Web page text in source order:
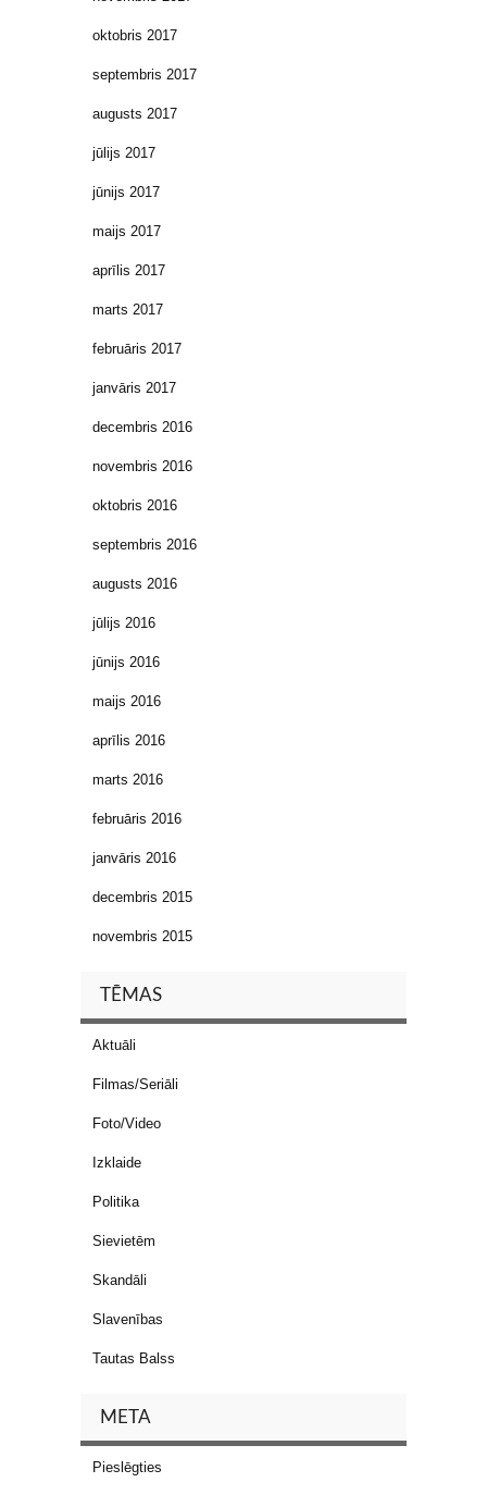
oktobris 2017
septembris 2017
augusts 2017
jūlijs 2017
jūnijs 2017
maijs 2017
aprīlis 2017
marts 2017
februāris 2017
janvāris 2017
decembris 2016
novembris 2016
oktobris 2016
septembris 2016
augusts 2016
jūlijs 2016
jūnijs 2016
maijs 2016
aprīlis 2016
marts 2016
februāris 2016
janvāris 2016
decembris 2015
novembris 2015
TĒMAS
Aktuāli
Filmas/Seriāli
Foto/Video
Izklaide
Politika
Sievietēm
Skandāli
Slavenības
Tautas Balss
META
Pieslēgties